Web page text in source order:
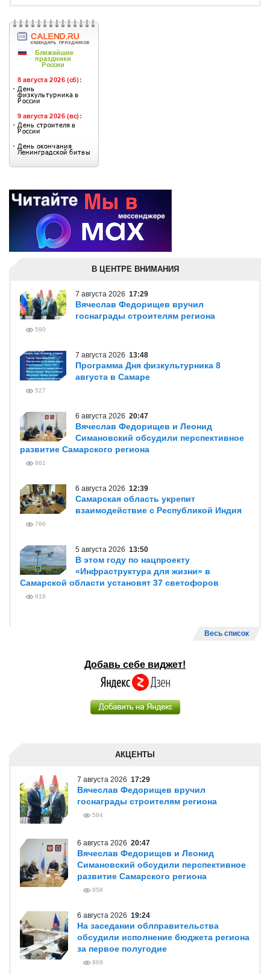
В ЦЕНТРЕ ВНИМАНИЯ
7 августа 2026 17:29
Вячеслав Федорищев вручил
госнаграды строителям региона
590
7 августа 2026 13:48
Программа Дня физкультурника 8
августа в Самаре
527
6 августа 2026 20:47
Вячеслав Федорищев и Леонид
Симановский обсудили перспективное
развитие Самарского региона
861
6 августа 2026 12:39
Самарская область укрепит
взаимодействие с Республикой Индия
766
5 августа 2026 13:50
В этом году по нацпроекту
«Инфраструктура для жизни» в
Самарской области установят 37 светофоров
916
Весь список
Добавь себе виджет!
АКЦЕНТЫ
7 августа 2026 17:29
Вячеслав Федорищев вручил
госнаграды строителям региона
584
6 августа 2026 20:47
Вячеслав Федорищев и Леонид
Симановский обсудили перспективное
развитие Самарского региона
858
6 августа 2026 19:24
На заседании облправительства
обсудили исполнение бюджета региона
за первое полугодие
869